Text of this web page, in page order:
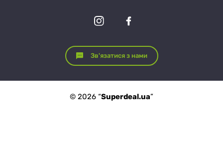
Зв'язатися з нами
© 2026 “Superdeal.ua”